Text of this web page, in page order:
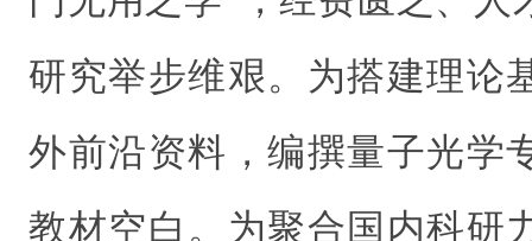
研究举步维艰。为搭建理论
外前沿资料，编撰量子光学
教材空白。为聚合国内科研